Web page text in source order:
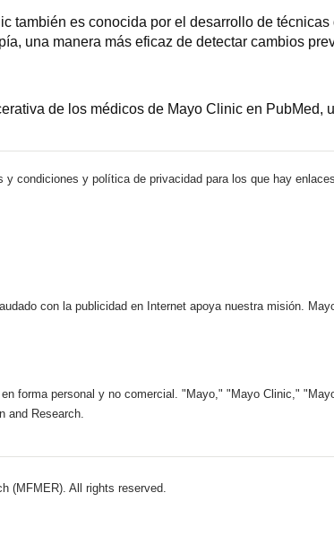
también es conocida por el desarrollo de
una manera más eficaz de detectar cambios
de los médicos de Mayo Clinic en PubMed,
condiciones y política de privacidad para los que hay
con la publicidad en Internet apoya nuestra misión.
forma personal y no comercial. "Mayo," "Mayo Clinic,"
and Research.
(MFMER). All rights reserved.